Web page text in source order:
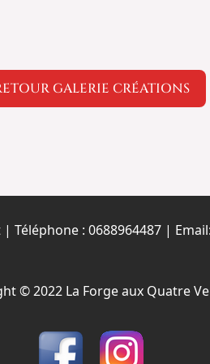
GALERIE CRÉATIONS
Téléphone : 0688964487 |
© 2022 La Forge aux Quatre